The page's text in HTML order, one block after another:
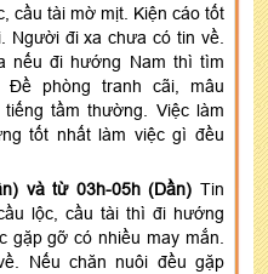
cầu tài mờ mịt. Kiện cáo tốt
Người đi xa chưa có tin về.
nếu đi hướng Nam thì tìm
Đề phòng tranh cãi, mâu
tầm thường. Việc làm
tốt nhất làm việc gì đều
và từ 03h-05h (Dần) Tin
lộc, cầu tài thì đi hướng
gặp gỡ có nhiều may mắn.
Nếu chăn nuôi đều gặp